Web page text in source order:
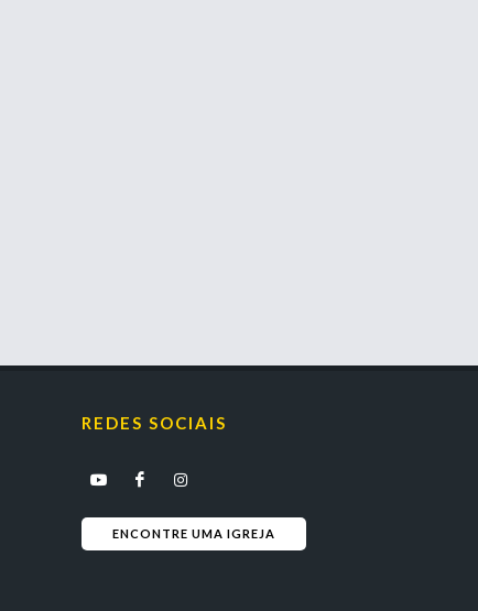
REDES SOCIAIS
ENCONTRE UMA IGREJA